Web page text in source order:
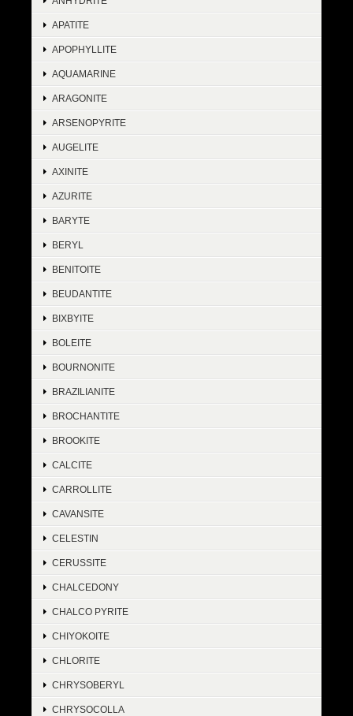
APATITE
APOPHYLLITE
AQUAMARINE
ARAGONITE
ARSENOPYRITE
AUGELITE
AXINITE
AZURITE
BARYTE
BERYL
BENITOITE
BEUDANTITE
BIXBYITE
BOLEITE
BOURNONITE
BRAZILIANITE
BROCHANTITE
BROOKITE
CALCITE
CARROLLITE
CAVANSITE
CELESTIN
CERUSSITE
CHALCEDONY
CHALCO PYRITE
CHIYOKOITE
CHLORITE
CHRYSOBERYL
CHRYSOCOLLA